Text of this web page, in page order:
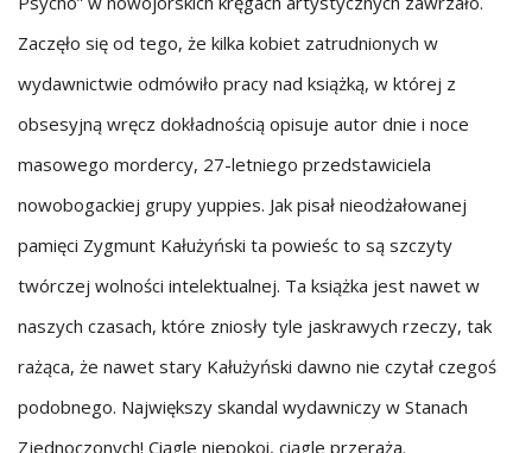
Zaczęło się od tego, że kilka kobiet zatrudnionych w
wydawnictwie odmówiło pracy nad książką, w której z
obsesyjną wręcz dokładnością opisuje autor dnie i noce
masowego mordercy, 27-letniego przedstawiciela
nowobogackiej grupy yuppies. Jak pisał nieodżałowanej
pamięci Zygmunt Kałużyński ta powieśc to są szczyty
twórczej wolności intelektualnej. Ta książka jest nawet w
naszych czasach, które zniosły tyle jaskrawych rzeczy, tak
rażąca, że nawet stary Kałużyński dawno nie czytał czegoś
podobnego. Największy skandal wydawniczy w Stanach
Zjednoczonych! Ciągle niepokoi, ciągle przeraża.